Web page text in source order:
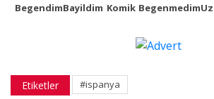
BegendimBayildim Komik Begenmedim
Etiketler #ispanya